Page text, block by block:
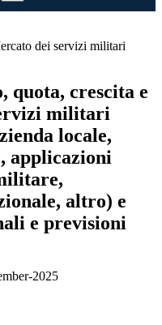
dei servizi militari
quota, crescita e
militari
locale,
applicazioni
altro) e
e previsioni
2025